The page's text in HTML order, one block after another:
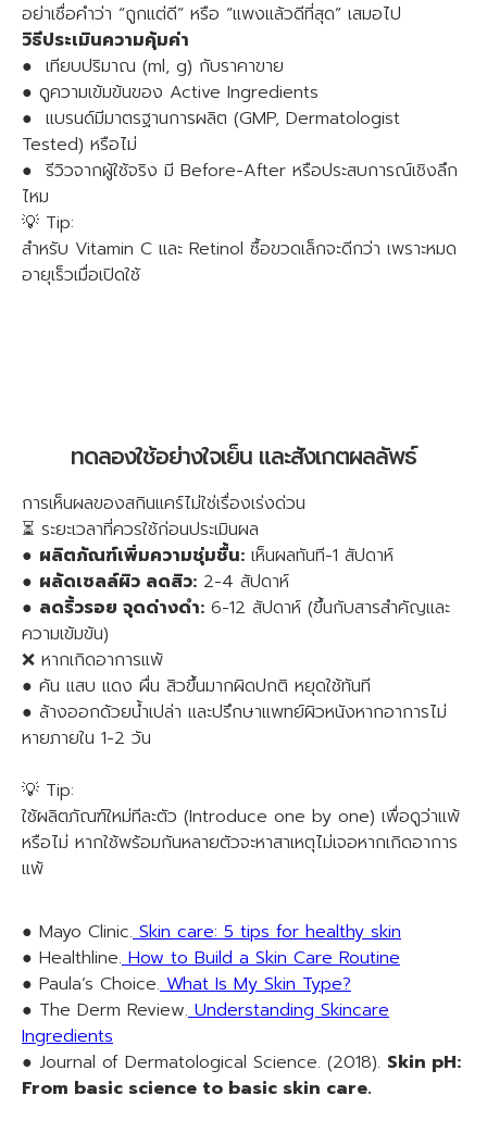
อย่าเชื่อคำว่า “ถูกแต่ดี” หรือ “แพงแล้วดีที่สุด” เสมอไป
วิธีประเมินความคุ้มค่า
● เทียบปริมาณ (ml, g) กับราคาขาย
● ดูความเข้มข้นของ Active Ingredients
● แบรนด์มีมาตรฐานการผลิต (GMP, Dermatologist
Tested) หรือไม่
● รีวิวจากผู้ใช้จริง มี Before-After หรือประสบการณ์เชิงลึก
ไหม
💡 Tip:
สำหรับ Vitamin C และ Retinol ซื้อขวดเล็กจะดีกว่า เพราะหมด
อายุเร็วเมื่อเปิดใช้
ทดลองใช้อย่างใจเย็น และสังเกตผลลัพธ์
การเห็นผลของสกินแคร์ไม่ใช่เรื่องเร่งด่วน
⏳ ระยะเวลาที่ควรใช้ก่อนประเมินผล
● ผลิตภัณฑ์เพิ่มความชุ่มชื้น: เห็นผลทันที-1 สัปดาห์
● ผลัดเซลล์ผิว ลดสิว: 2-4 สัปดาห์
● ลดริ้วรอย จุดด่างดำ: 6-12 สัปดาห์ (ขึ้นกับสารสำคัญและ
ความเข้มข้น)
❌ หากเกิดอาการแพ้
● คัน แสบ แดง ผื่น สิวขึ้นมากผิดปกติ หยุดใช้ทันที
● ล้างออกด้วยน้ำเปล่า และปรึกษาแพทย์ผิวหนังหากอาการไม่
หายภายใน 1-2 วัน
💡 Tip:
ใช้ผลิตภัณฑ์ใหม่ทีละตัว (Introduce one by one) เพื่อดูว่าแพ้
หรือไม่ หากใช้พร้อมกันหลายตัวจะหาสาเหตุไม่เจอหากเกิดอาการ
แพ้
● Mayo Clinic.Skin care: 5 tips for healthy skin
● Healthline.How to Build a Skin Care Routine
● Paula’s Choice.What Is My Skin Type?
● The Derm Review.Understanding Skincare
Ingredients
● Journal of Dermatological Science. (2018). Skin pH:
From basic science to basic skin care.